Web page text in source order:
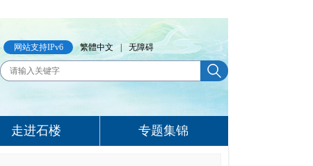
网站支持IPv6 繁體中文 无障碍
走进石楼 专题集锦